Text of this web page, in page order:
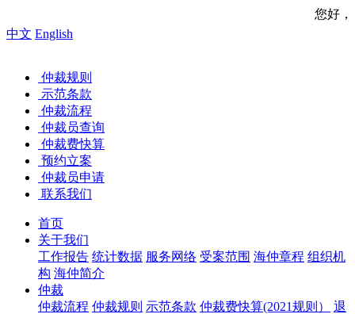
您好，欢迎来到
中文 English
仲裁规则
示范条款
仲裁流程
仲裁员查询
仲裁费快算
预约立案
仲裁员申请
联系我们
首页
关于我们
工作报告 统计数据 服务网络 受案范围 海仲章程 组织机
构 海仲简介
仲裁
仲裁流程 仲裁规则 示范条款 仲裁费快算(2021规则）
退